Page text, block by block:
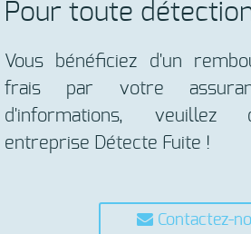
Pour toute
Vous bénéficiez d'un
frais par votre
d'informations, veuillez
entreprise Détecte Fuite !
Contactez-